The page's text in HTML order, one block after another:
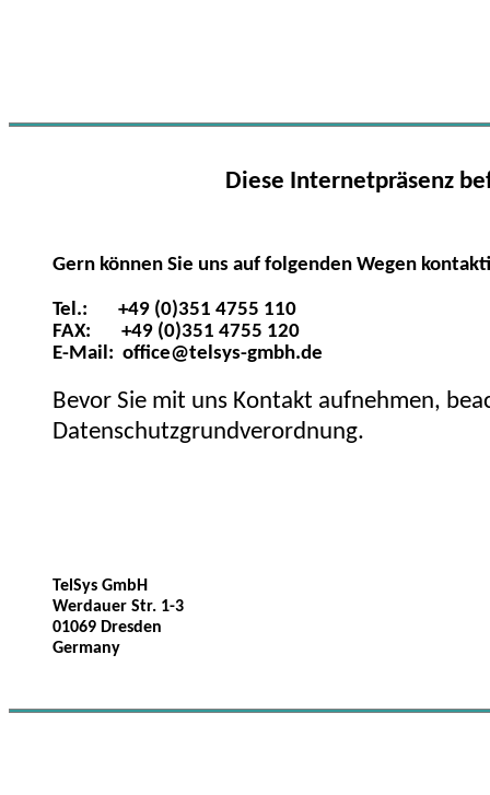
Diese Internetpräsenz
Gern können Sie uns auf folgenden Wegen
Tel.: +49 (0)351 4755 110
FAX: +49 (0)351 4755 120
E-Mail: office@telsys-gmbh.de
Bevor Sie mit uns Kontakt aufnehmen,
Datenschutzgrundverordnung.
TelSys GmbH
Werdauer Str. 1-3
01069 Dresden
Germany